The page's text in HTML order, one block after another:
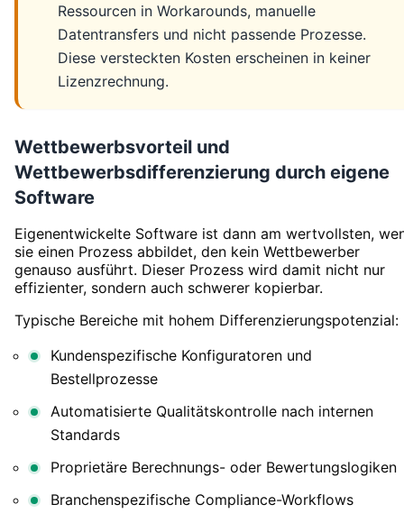
Ressourcen in Workarounds, manuelle
Datentransfers und nicht passende Prozesse.
Diese versteckten Kosten erscheinen in keiner
Lizenzrechnung.
Wettbewerbsvorteil und
Wettbewerbsdifferenzierung durch eigene
Software
Eigenentwickelte Software ist dann am wertvollsten,
sie einen Prozess abbildet, den kein Wettbewerber
genauso ausführt. Dieser Prozess wird damit nicht nur
effizienter, sondern auch schwerer kopierbar.
Typische Bereiche mit hohem Differenzierungspotenzial:
Kundenspezifische Konfiguratoren und
Bestellprozesse
Automatisierte Qualitätskontrolle nach internen
Standards
Proprietäre Berechnungs- oder Bewertungslogiken
Branchenspezifische Compliance-Workflows